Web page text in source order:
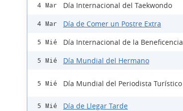
4 Mar Día Internacional del Taekwondo
4 Mar Día de Comer un Postre Extra
5 Mié Día Internacional de la Beneficencia
5 Mié Día Mundial del Hermano
5 Mié Día Mundial del Periodista Turístico
5 Mié Día de Llegar Tarde